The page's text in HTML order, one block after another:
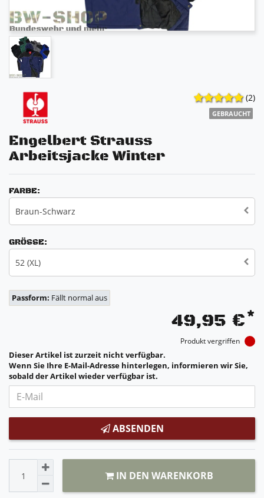
(2)
GEBRAUCHT
Engelbert Strauss
Arbeitsjacke Winter
FARBE:
Braun-Schwarz
GRÖSSE:
52 (XL)
Passform: Fällt normal aus
49,95 €*
Produkt vergriffen
Dieser Artikel ist zurzeit nicht verfügbar.
Wenn Sie Ihre E-Mail-Adresse hinterlegen, informieren wir Sie,
sobald der Artikel wieder verfügbar ist.
ABSENDEN
IN DEN WARENKORB